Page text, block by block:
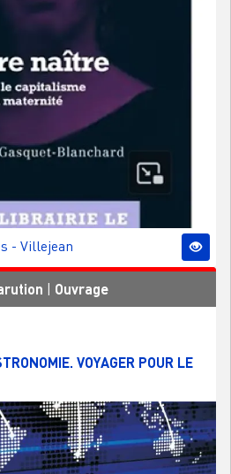
- Villejean
| Ouvrage
VOYAGER POUR LE